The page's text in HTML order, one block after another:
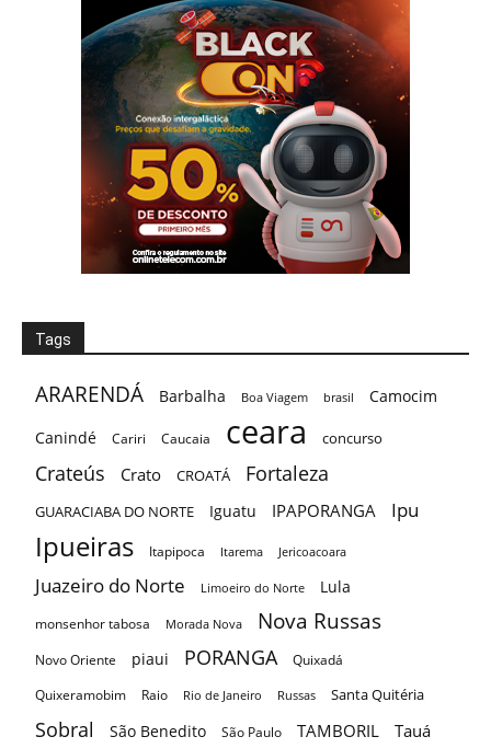
Tags
ARARENDÁ Barbalha Boa Viagem brasil
Camocim
Canindé
Cariri Caucaia ceara concurso
Crateús Crato CROATÁ Fortaleza
GUARACIABA DO NORTE Iguatu IPAPORANGA Ipu
Ipueiras Itapipoca Itarema Jericoacoara
Juazeiro do Norte Limoeiro do Norte Lula
monsenhor tabosa Morada Nova Nova Russas
Novo Oriente piaui PORANGA
Quixadá
Quixeramobim
Raio Rio de Janeiro Russas Santa Quitéria
Sobral São Benedito São Paulo TAMBORIL Tauá